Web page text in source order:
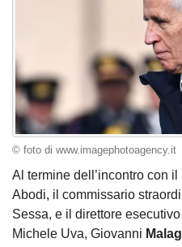
© foto di www.imagephotoagency.it
Al termine dell’incontro con
Abodi, il commissario
Sessa, e il direttore
Michele Uva, Giovanni